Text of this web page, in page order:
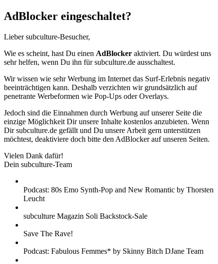
AdBlocker eingeschaltet?
Lieber subculture-Besucher,
Wie es scheint, hast Du einen AdBlocker aktiviert. Du würdest uns
sehr helfen, wenn Du ihn für subculture.de ausschaltest.
Wir wissen wie sehr Werbung im Internet das Surf-Erlebnis negativ
beeinträchtigen kann. Deshalb verzichten wir grundsätzlich auf
penetrante Werbeformen wie Pop-Ups oder Overlays.
Jedoch sind die Einnahmen durch Werbung auf unserer Seite die
einzige Möglichkeit Dir unsere Inhalte kostenlos anzubieten. Wenn
Dir subculture.de gefällt und Du unsere Arbeit gern unterstützen
möchtest, deaktiviere doch bitte den AdBlocker auf unseren Seiten.
Vielen Dank dafür!
Dein subculture-Team
Podcast: 80s Emo Synth-Pop and New Romantic by Thorsten
Leucht
subculture Magazin Soli Backstock-Sale
Save The Rave!
Podcast: Fabulous Femmes* by Skinny Bitch DJane Team